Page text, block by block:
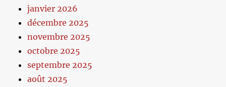
janvier 2026
décembre 2025
novembre 2025
octobre 2025
septembre 2025
août 2025